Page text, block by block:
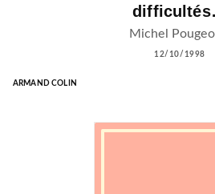
Michel
12/10/1998
ARMAND COLIN